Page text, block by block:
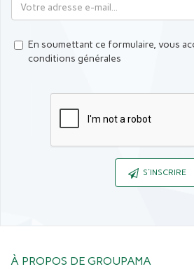
En soumettant ce formulaire, vous
conditions générales
S'INSCRIRE
À PROPOS DE GROUPAMA